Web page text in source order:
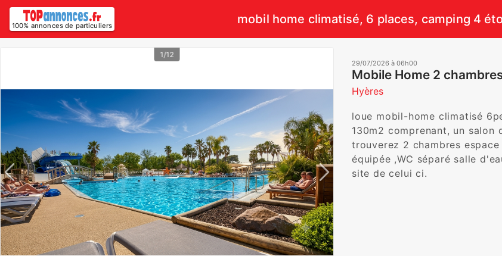
100% annonces de particuliers mobil home climatisé, 6 places, camping 4
1/12
29/07/2026 à 06h00
Mobile Home 2
Hyères
loue mobil-home climatisé
130m2 comprenant, un
trouverez 2 chambres
équipée ,WC séparé salle
site de celui ci.